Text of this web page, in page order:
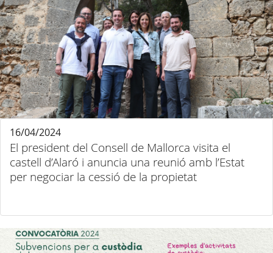
El president del Consell de Mallorca visita el
castell d’Alaró i anuncia una reunió amb l’Estat
per negociar la cessió de la propietat
16/04/2024